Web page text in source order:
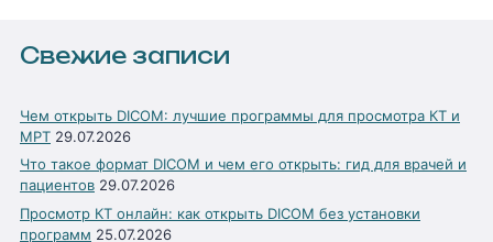
Свежие записи
Чем открыть DICOM: лучшие программы для просмотра КТ и
МРТ 29.07.2026
Что такое формат DICOM и чем его открыть: гид для врачей и
пациентов 29.07.2026
Просмотр КТ онлайн: как открыть DICOM без установки
программ 25.07.2026